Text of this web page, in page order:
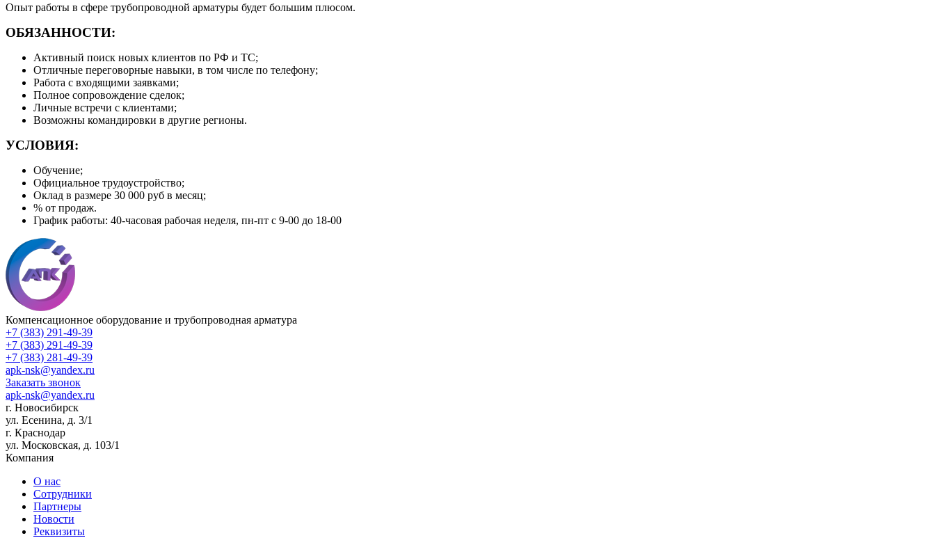
Опыт работы в сфере трубопроводной арматуры будет большим плюсом.
ОБЯЗАННОСТИ:
Активный поиск новых клиентов по РФ и ТС;
Отличные переговорные навыки, в том числе по телефону;
Работа с входящими заявками;
Полное сопровождение сделок;
Личные встречи с клиентами;
Возможны командировки в другие регионы.
УСЛОВИЯ:
Обучение;
Официальное трудоустройство;
Оклад в размере 30 000 руб в месяц;
% от продаж.
График работы: 40-часовая рабочая неделя, пн-пт с 9-00 до 18-00
Компенсационное оборудование и трубопроводная арматура
+7 (383) 291-49-39
+7 (383) 291-49-39
+7 (383) 281-49-39
apk-nsk@yandex.ru
Заказать звонок
apk-nsk@yandex.ru
г. Новосибирск
ул. Есенина, д. 3/1
г. Краснодар
ул. Московская, д. 103/1
Компания
О нас
Сотрудники
Партнеры
Новости
Реквизиты